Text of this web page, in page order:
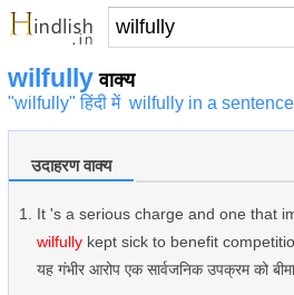
wilfully वाक्य
"wilfully" हिंदी में wilfully in a sentence
उदाहरण वाक्य
It 's a serious charge and one that
wilfully kept sick to benefit
यह गंभीर आरोप एक सार्वजनिक उपक्रम को